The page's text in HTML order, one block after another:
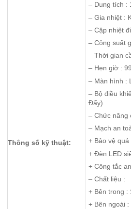
Thông số kỹ thuật:
– Dung tích :
– Gia nhiệt :
– Cặp nhiệt
– Công suất
– Thời gian
– Hẹn giờ :
– Màn hình :
– Bộ điều
Đẩy)
– Chức năng
– Mạch an
+ Bảo vệ quá
+ Đèn LED
+ Công tắc
– Chất liệu :
+ Bên trong :
+ Bên ngoài